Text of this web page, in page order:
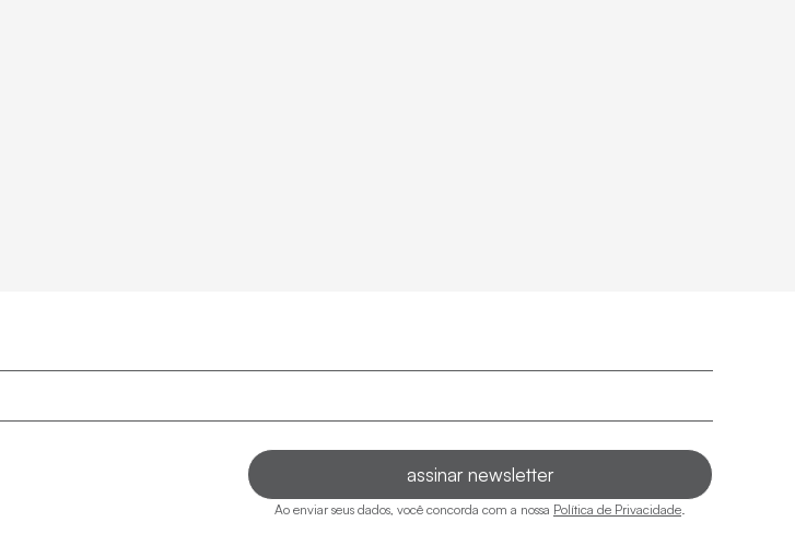
Ao enviar seus dados, você concorda com a nossa Política de Privacidade.